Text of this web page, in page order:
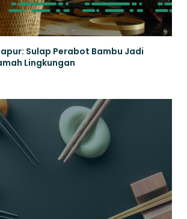
Sulap Perabot Bambu Jadi
Lingkungan